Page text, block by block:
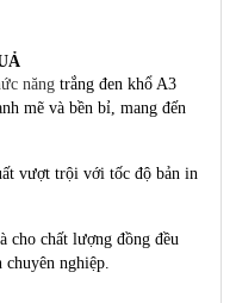
năng trắng đen khổ A3
mẽ và bền bỉ, mang đến
vượt trội với tốc độ bản in
cho chất lượng đồng đều
nghiệp.